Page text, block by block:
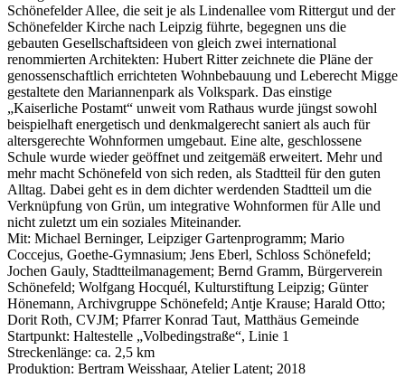
Schönefelder Allee, die seit je als Lindenallee vom Rittergut und der
Schönefelder Kirche nach Leipzig führte, begegnen uns die
gebauten Gesellschafts­ideen von gleich zwei international
renommierten Architekten: Hubert Ritter zeichnete die Pläne der
genossen­schaftlich errichteten Wohn­bebauung und Leberecht Migge
gestaltete den Mariannen­park als Volkspark. Das einstige
„Kaiserliche Postamt“ unweit vom Rathaus wurde jüngst sowohl
beispiel­haft energetisch und denkmal­gerecht saniert als auch für
alters­gerechte Wohn­formen umgebaut. Eine alte, geschlossene
Schule wurde wieder geöffnet und zeitgemäß erweitert. Mehr und
mehr macht Schönefeld von sich reden, als Stadtteil für den guten
Alltag. Dabei geht es in dem dichter werden­den Stadtteil um die
Verknüpfung von Grün, um inte­grative Wohn­formen für Alle und
nicht zuletzt um ein soziales Miteinander.
Mit: Michael Berninger, Leipziger Gartenprogramm; Mario
Coccejus, Goethe-Gymnasium; Jens Eberl, Schloss Schönefeld;
Jochen Gauly, Stadtteilmanagement; Bernd Gramm, Bürgerverein
Schönefeld; Wolfgang Hocquél, Kulturstiftung Leipzig; Günter
Hönemann, Archivgruppe Schönefeld; Antje Krause; Harald Otto;
Dorit Roth, CVJM; Pfarrer Konrad Taut, Matthäus Gemeinde
Startpunkt: Haltestelle „Volbedingstraße“, Linie 1
Streckenlänge: ca. 2,5 km
Produktion: Bertram Weisshaar, Atelier Latent; 2018